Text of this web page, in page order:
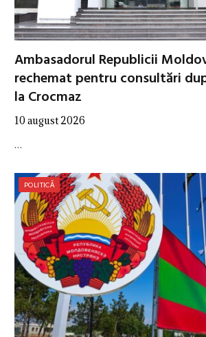
Ambasadorul Republicii
rechemat pentru consultări
la Crocmaz
10 august 2026
…
POLITICĂ